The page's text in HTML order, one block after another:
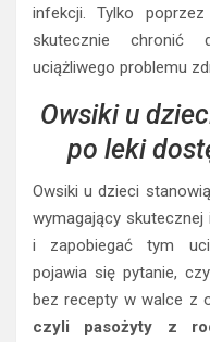
infekcji. Tylko
skutecznie chronić
uciążliwego problemu
Owsiki u
po leki
Owsiki u dzieci
wymagający
i zapobiegać tym
pojawia się pytanie,
bez recepty w walce z
czyli pasożyty z